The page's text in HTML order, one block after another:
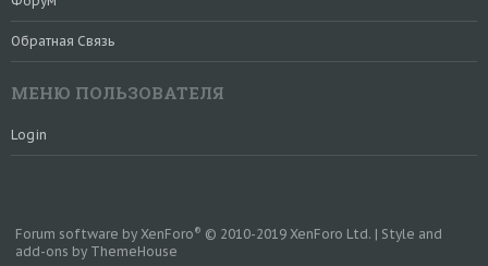
Обратная Связь
МЕНЮ ПОЛЬЗОВАТЕЛЯ
Login
Forum software by XenForo® © 2010-2019 XenForo Ltd. | Style and
add-ons by ThemeHouse